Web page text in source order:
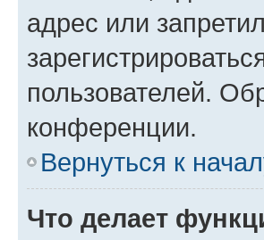
адрес или
пользователей.
конференции.
Вернуться к
Что делает